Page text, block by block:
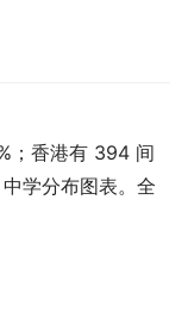
；香港有 394 间
学分布图表。全